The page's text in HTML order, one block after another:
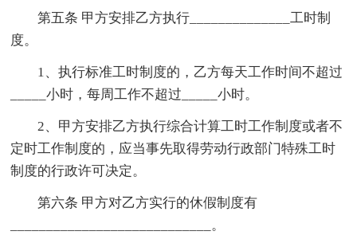
第五条 甲方安排乙方执行______________工时制
度。
1、执行标准工时制度的，乙方每天工作时间不超过
_____小时，每周工作不超过_____小时。
2、甲方安排乙方执行综合计算工时工作制度或者不
定时工作制度的，应当事先取得劳动行政部门特殊工时
制度的行政许可决定。
第六条 甲方对乙方实行的休假制度有
____________________________。